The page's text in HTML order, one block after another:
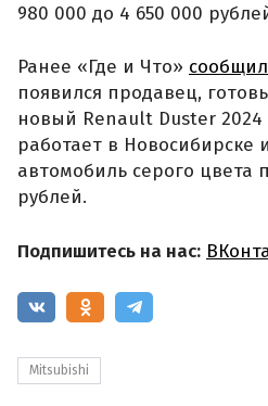
980 000 до 4 650 000
Ранее «Где и Что» сообщил
появился продавец,
новый Renault Duster 2024
работает в Новосибирске
автомобиль серого цвета
рублей.
Подпишитесь на нас:
Mitsubishi